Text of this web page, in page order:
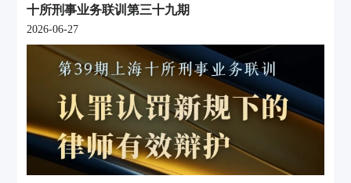
十所刑事业务联训第三十九期
2026-06-27